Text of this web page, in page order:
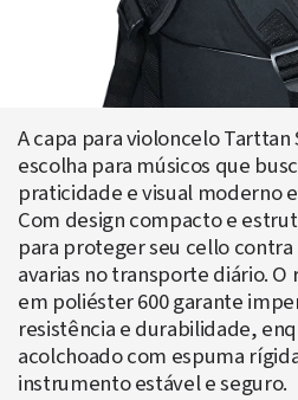
A capa para violoncelo
escolha para músicos que
praticidade e visual moderno
Com design compacto e
para proteger seu cello
avarias no transporte diário.
em poliéster 600 garante
resistência e durabilidade,
acolchoado com espuma
instrumento estável e seguro.